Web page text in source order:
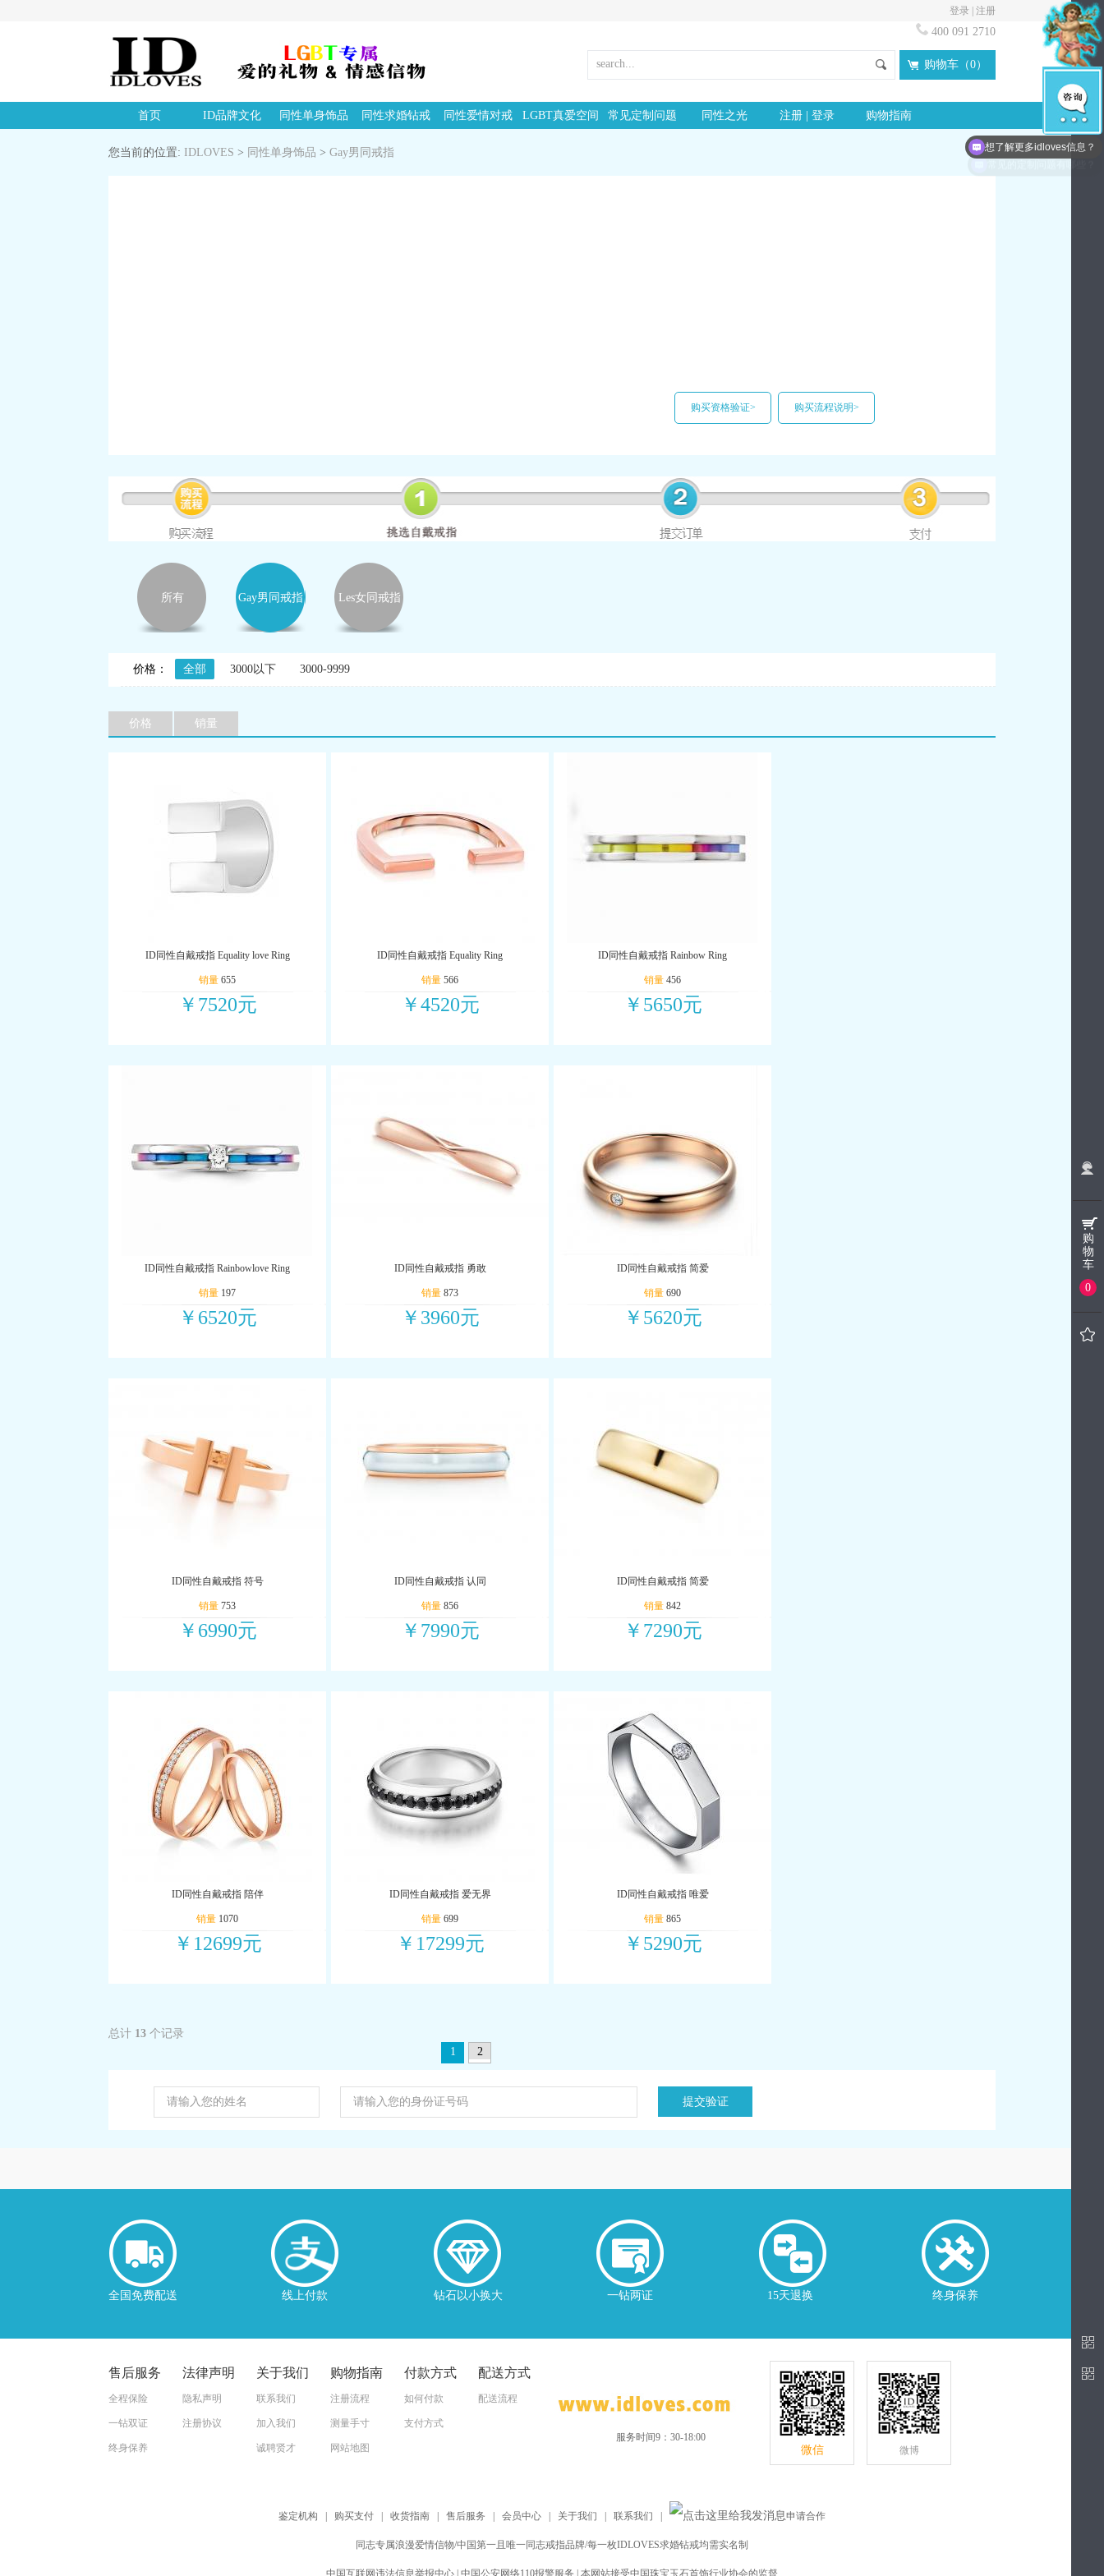
登录 注册
400 091 2710
购物车（0）
首页 ID品牌文化 同性单身饰品 同性求婚钻戒 同性爱情对戒 LGBT真爱空间 常见定制问题 同性之光 注册 | 登录 购物指南
您当前的位置: IDLOVES > 同性单身饰品 > Gay男同戒指
购买资格验证> 购买流程说明>
所有 Gay男同戒指 Les女同戒指
价格： 全部 3000以下 3000-9999
价格 销量
ID同性自戴戒指 Equality love Ring
销量 655
￥7520元
ID同性自戴戒指 Equality Ring
销量 566
￥4520元
ID同性自戴戒指 Rainbow Ring
销量 456
￥5650元
ID同性自戴戒指 Rainbowlove Ring
销量 197
￥6520元
ID同性自戴戒指 勇敢
销量 873
￥3960元
ID同性自戴戒指 简爱
销量 690
￥5620元
ID同性自戴戒指 符号
销量 753
￥6990元
ID同性自戴戒指 认同
销量 856
￥7990元
ID同性自戴戒指 简爱
销量 842
￥7290元
ID同性自戴戒指 陪伴
销量 1070
￥12699元
ID同性自戴戒指 爱无界
销量 699
￥17299元
ID同性自戴戒指 唯爱
销量 865
￥5290元
总计 13 个记录
1
2
全国免费配送 线上付款 钻石以小换大 一钻两证 15天退换 终身保养
售后服务
全程保险
一钻双证
终身保养
法律声明
隐私声明
注册协议
关于我们
联系我们
加入我们
诚聘贤才
购物指南
注册流程
测量手寸
网站地图
付款方式
如何付款
支付方式
配送方式
配送流程
服务时间9：30-18:00
微信 微博
鉴定机构 购买支付 收货指南 售后服务 会员中心 关于我们 联系我们 申请合作
同志专属浪漫爱情信物/中国第一且唯一同志戒指品牌/每一枚IDLOVES求婚钻戒均需实名制
中国互联网违法信息举报中心 | 中国公安网络110报警服务 | 本网站接受中国珠宝玉石首饰行业协会的监督
购
物
车
0
想了解更多idloves信息？